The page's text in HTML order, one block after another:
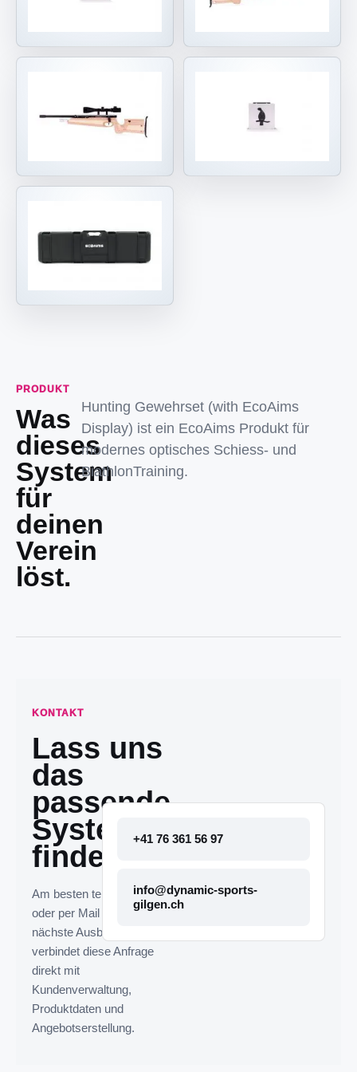
PRODUKT
Was
dieses
System
für
deinen
Verein
löst.
Hunting Gewehrset (with EcoAims
Display) ist ein EcoAims Produkt für
modernes optisches Schiess- und
BiathlonTraining.
KONTAKT
Lass uns
das
passende
System
finden.
Am besten telefonisch
oder per Mail melden. Die
nächste Ausbaustufe
verbindet diese Anfrage
direkt mit
Kundenverwaltung,
Produktdaten und
Angebotserstellung.
+41 76 361 56 97
info@dynamic-sports-
gilgen.ch